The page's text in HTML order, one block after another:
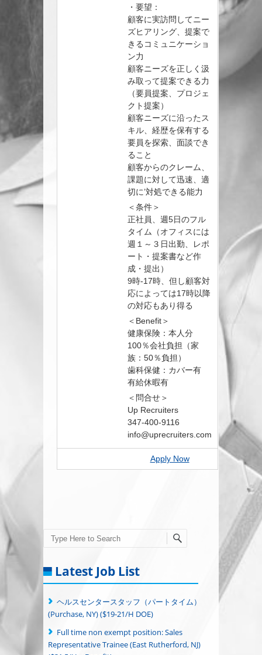
・要望：
顧客に実訪問してニー
ズヒアリング、提案で
きるコミュニケーショ
ン力
顧客ニーズを正しく汲
み取って提案できる力
（要員提案、プロジェ
クト提案）
顧客ニーズに沿ったス
キル、経歴を保有する
要員を探索、面談でき
ること
顧客からのクレーム、
課題に対して迅速、適
切に’対処できる能力
＜条件＞
正社員、週5日のフル
タイム（オフィスには
週１～３日出勤、レポ
ート・提案書など作
成・提出）
9時-17時、但し顧客対
応によっては17時以降
の対応もあり得る
＜Benefit＞
健康保険：本人分
100％会社負担（家
族：50％負担）
歯科保健：カバー有
有給休暇有
＜問合せ＞
Up Recruiters
347-400-9116
info@uprecruiters.com
Apply Now
Search
Latest Job List
ヘルスセンタースタッフ（パートタイム）
(Purchase, NY) ($19-21/H DOE)
Full time non exempt position: Sales
Representative Trainee (East Rutherford, NJ)